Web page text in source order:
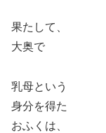
果たして、
大奥で
乳母という
身分を得た
おふくは、